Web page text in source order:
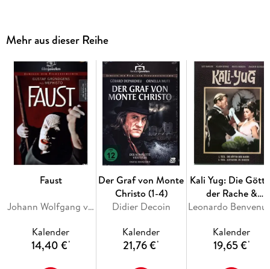
Inhaltsverzeichnis
- Booklet mit Hintergrundinformationen
Mehr aus dieser Reihe
Faust
Johann Wolfgang von Goethe
Kalender
14,40 €*
Der Graf von Monte
Christo (1-4)
Didier Decoin
Kalender
21,76 €*
Kali Yug: Die
der Rache &
Aufruhr in Indien
Kalender
19,65 €*